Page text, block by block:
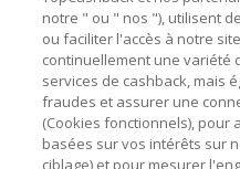
Astuces pour
A propos de
notre " ou " nos "), utilisent
ou faciliter l'accès à notre
continuellement une variété
services de cashback, mais
fraudes et assurer une
(Cookies fonctionnels), pour
basées sur vos intérêts sur
ciblage) et pour mesurer